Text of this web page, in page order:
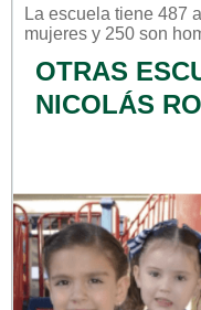
La escuela tiene 487
mujeres y 250 son
OTRAS
NICOLÁS